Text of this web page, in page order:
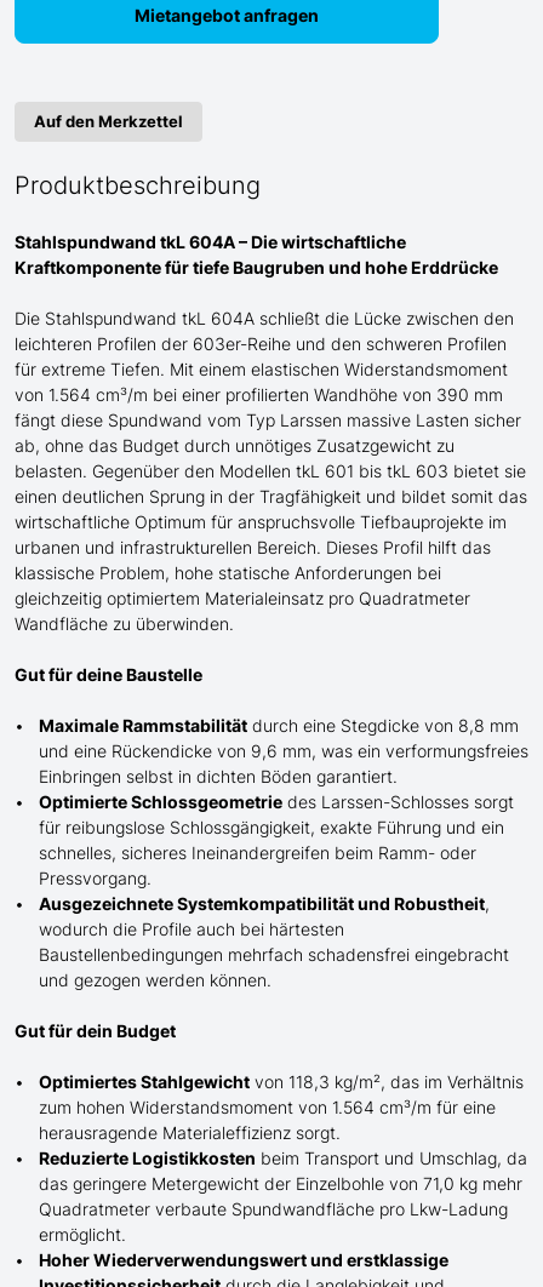
Mietangebot anfragen
Auf den Merkzettel
Produktbeschreibung
Stahlspundwand tkL 604A – Die wirtschaftliche
Kraftkomponente für tiefe Baugruben und hohe Erddrücke
Die Stahlspundwand tkL 604A schließt die Lücke zwischen den
leichteren Profilen der 603er-Reihe und den schweren Profilen
für extreme Tiefen. Mit einem elastischen Widerstandsmoment
von 1.564 cm³/m bei einer profilierten Wandhöhe von 390 mm
fängt diese Spundwand vom Typ Larssen massive Lasten sicher
ab, ohne das Budget durch unnötiges Zusatzgewicht zu
belasten. Gegenüber den Modellen tkL 601 bis tkL 603 bietet sie
einen deutlichen Sprung in der Tragfähigkeit und bildet somit das
wirtschaftliche Optimum für anspruchsvolle Tiefbauprojekte im
urbanen und infrastrukturellen Bereich. Dieses Profil hilft das
klassische Problem, hohe statische Anforderungen bei
gleichzeitig optimiertem Materialeinsatz pro Quadratmeter
Wandfläche zu überwinden.
Gut für deine Baustelle
Maximale Rammstabilität durch eine Stegdicke von 8,8 mm
und eine Rückendicke von 9,6 mm, was ein verformungsfreies
Einbringen selbst in dichten Böden garantiert.
Optimierte Schlossgeometrie des Larssen-Schlosses sorgt
für reibungslose Schlossgängigkeit, exakte Führung und ein
schnelles, sicheres Ineinandergreifen beim Ramm- oder
Pressvorgang.
Ausgezeichnete Systemkompatibilität und Robustheit,
wodurch die Profile auch bei härtesten
Baustellenbedingungen mehrfach schadensfrei eingebracht
und gezogen werden können.
Gut für dein Budget
Optimiertes Stahlgewicht von 118,3 kg/m², das im Verhältnis
zum hohen Widerstandsmoment von 1.564 cm³/m für eine
herausragende Materialeffizienz sorgt.
Reduzierte Logistikkosten beim Transport und Umschlag, da
das geringere Metergewicht der Einzelbohle von 71,0 kg mehr
Quadratmeter verbaute Spundwandfläche pro Lkw-Ladung
ermöglicht.
Hoher Wiederverwendungswert und erstklassige